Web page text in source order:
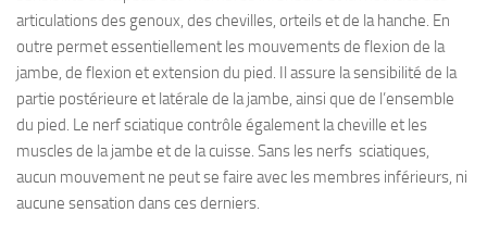
articulations des genoux, des chevilles, orteils et de la hanche. En
outre permet essentiellement les mouvements de flexion de la
jambe, de flexion et extension du pied. Il assure la sensibilité de la
partie postérieure et latérale de la jambe, ainsi que de l’ensemble
du pied. Le nerf sciatique contrôle également la cheville et les
muscles de la jambe et de la cuisse. Sans les nerfs sciatiques,
aucun mouvement ne peut se faire avec les membres inférieurs, ni
aucune sensation dans ces derniers.